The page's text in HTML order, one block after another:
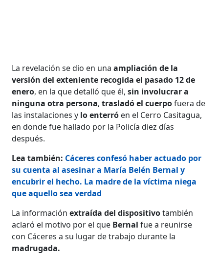
La revelación se dio en una ampliación de la
versión del exteniente recogida el pasado 12 de
enero, en la que detalló que él,sin involucrar a
ninguna otra persona,trasladó el cuerpofuera de
las instalaciones y lo enterró en el Cerro Casitagua,
en donde fue hallado por la Policía diez días
después.
Lea también: Cáceres confesó haber actuado por
su cuenta al asesinar a María Belén Bernal y
encubrir el hecho. La madre de la víctima niega
que aquello sea verdad
La informaciónextraída del dispositivotambién
aclaró el motivo por el que Bernalfue a reunirse
con Cáceres a su lugar de trabajo durante la
madrugada.